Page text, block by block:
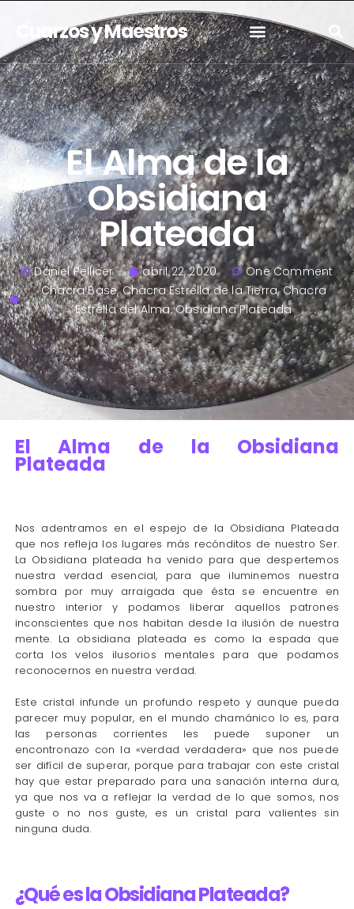
Cuarzos y Maestros
El Alma de la
Obsidiana
Plateada
Daniel Pellicer abril 22, 2020
One Comment
Chacra Base,Chacra Estrella de la Tierra,Chacra
Estrella del Alma,Obsidiana Plateada
El Alma de la Obsidiana
Plateada
Nos adentramos en el espejo de la Obsidiana Plateada
que nos refleja los lugares más recónditos de nuestro Ser.
La Obsidiana plateada ha venido para que despertemos
nuestra verdad esencial, para que iluminemos nuestra
sombra por muy arraigada que ésta se encuentre en
nuestro interior y podamos liberar aquellos patrones
inconscientes que nos habitan desde la ilusión de nuestra
mente. La obsidiana plateada es como la espada que
corta los velos ilusorios mentales para que podamos
reconocernos en nuestra verdad.
Este cristal infunde un profundo respeto y aunque pueda
parecer muy popular, en el mundo chamánico lo es, para
las personas corrientes les puede suponer un
encontronazo con la «verdad verdadera» que nos puede
ser difícil de superar, porque para trabajar con este cristal
hay que estar preparado para una sanación interna dura,
ya que nos va a reflejar la verdad de lo que somos, nos
guste o no nos guste, es un cristal para valientes sin
ninguna duda.
¿Qué es la Obsidiana Plateada?